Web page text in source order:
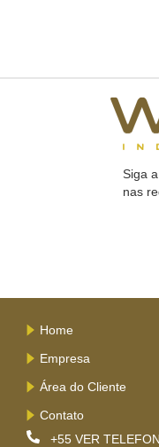
Siga a
nas
Home
Empresa
Área do Cliente
Contato
+55 VER